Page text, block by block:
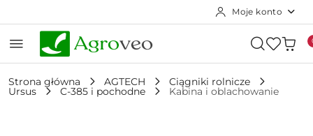
Moje konto
Strona główna AGTECH Ciągniki rolnicze
Ursus C-385 i pochodne Kabina i oblachowanie